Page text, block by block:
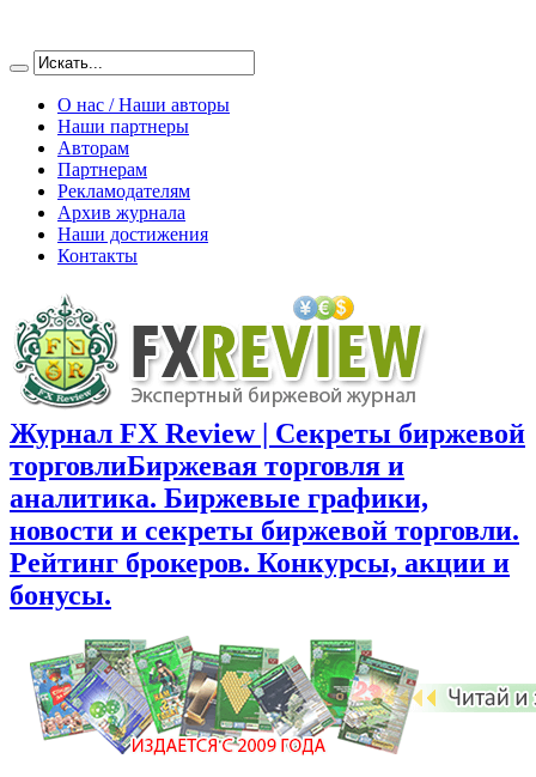
О нас / Наши авторы
Наши партнеры
Авторам
Партнерам
Рекламодателям
Архив журнала
Наши достижения
Контакты
Журнал FX Review | Секреты биржевой
торговлиБиржевая торговля и
аналитика. Биржевые графики,
новости и секреты биржевой торговли.
Рейтинг брокеров. Конкурсы, акции и
бонусы.